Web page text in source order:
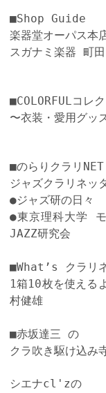
■Shop Guide
楽器堂オーパス
スガナミ楽器 町
■COLORFULコレ
〜衣装・愛用グッ
■のらりクラリNET
ジャズクラリネッ
●ジャズ研の日々
●東京理科大学
JAZZ研究会
■What’s クラリ
1箱10枚を使える
村健雄
■赤坂達三 の
クラ吹き駆け込み
シエナcl'zの